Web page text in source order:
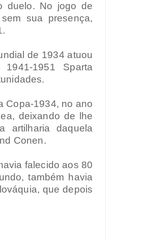
duelo. No jogo de
sua presença,
de 1934 atuou
1951 Sparta
Copa-1934, no ano
deixando de lhe
artilharia daquela
Conen.
falecido aos 80
também havia
que depois